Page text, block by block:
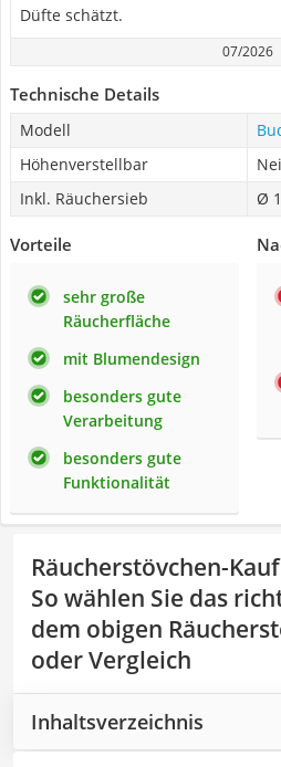
Düfte schätzt.
07/2026
Technische Details
Modell
Höhenverstellbar
Inkl. Räuchersieb
Ø
Vorteile
sehr große
Räucherfläche
mit Blumendesign
besonders gute
Verarbeitung
besonders gute
Funktionalität
Räucherstövchen-
So wählen Sie das
dem obigen
oder Vergleich
Inhaltsverzeichnis